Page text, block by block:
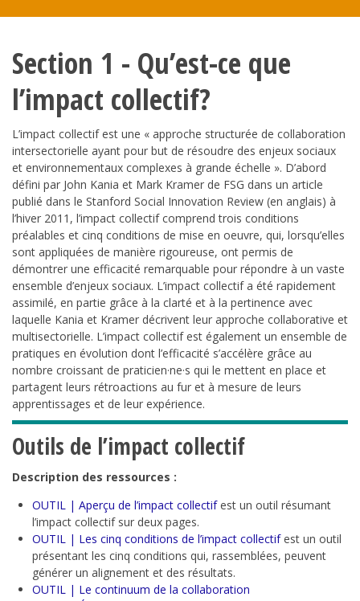
Section 1 - Qu’est-ce que
l’impact collectif?
L’impact collectifest une « approche structurée de collaboration
intersectorielle ayant pour but de résoudre des enjeux sociaux
et environnementaux complexes à grande échelle ». D’abord
défini par John Kania et Mark Kramer de FSG dans un article
publié dans le Stanford Social Innovation Review (en anglais) à
l’hiver 2011, l’impact collectif comprend trois conditions
préalables et cinq conditions de mise en oeuvre, qui, lorsqu’elles
sont appliquées de manière rigoureuse, ont permis de
démontrer une efficacité remarquable pour répondre à un vaste
ensemble d’enjeux sociaux. L’impact collectif a été rapidement
assimilé, en partie grâce à la clarté et à la pertinence avec
laquelle Kania et Kramer décrivent leur approche collaborative et
multisectorielle. L’impact collectif est également un ensemble de
pratiques en évolution dont l’efficacité s’accélère grâce au
nombre croissant de praticien·ne·s qui le mettent en place et
partagent leurs rétroactions au fur et à mesure de leurs
apprentissages et de leur expérience.
Outils de l’impact collectif
Description des ressources :
OUTIL | Aperçu de l’impact collectifest un outil résumant
l’impact collectif sur deux pages.
OUTIL | Les cinq conditions de l’impact collectifest un outil
présentant les cinq conditions qui, rassemblées, peuvent
générer un alignement et des résultats.
OUTIL | Le continuum de la collaboration